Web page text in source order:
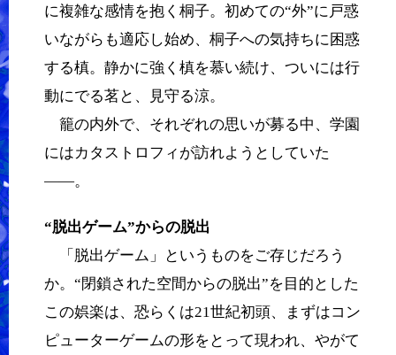
に複雑な感情を抱く桐子。初めての“外”に戸惑
いながらも適応し始め、桐子への気持ちに困惑
する槙。静かに強く槙を慕い続け、ついには行
動にでる茗と、見守る涼。
籠の内外で、それぞれの思いが募る中、学園
にはカタストロフィが訪れようとしていた
――。
“脱出ゲーム”からの脱出
「脱出ゲーム」というものをご存じだろう
か。“閉鎖された空間からの脱出”を目的とした
この娯楽は、恐らくは21世紀初頭、まずはコン
ピューターゲームの形をとって現われ、やがて